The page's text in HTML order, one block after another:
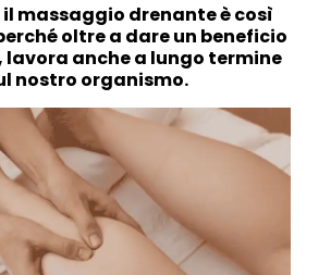
il massaggio drenante è così
oltre a dare un beneficio
anche a lungo termine
nostro organismo.